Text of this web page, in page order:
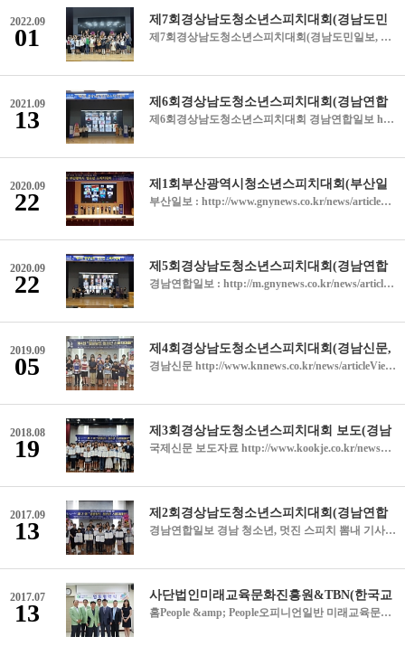
2022.09
01 제7회경상남도청소년스피치대회(경남도민일보, 쿠키뉴스, 경남연합일보, 뉴시스) 경남도민일보 http://www.idomin.com/news/articleView.html?idxno=803362 쿠키뉴스 https://www.kukinews.com/newsView/kuk202208280053#_DYAD 경남연합일보 http://m.gnynews.co.kr/news/articleView.html?idxno=379310 뉴시스 https://mobile.newsis.com/view.html?ar_id=NISX20220828_0001993287 &lt;&lt;보도자료 정정&gt;&gt; 한국폴리텍7대학장상은 수정초등학교 박현민 학생이 수상하였습니다!! &lt;&lt;보도자료 정정&gt;&gt; 한국폴리텍7대학장상은 수정초등학교 박현민 학생이 수상하였습니다!! &lt;&lt;보도자료 정정&gt;&gt; 한국폴리텍7대학장상은 수정초등학교 박현민 학생이 수상하였습니다!! &lt;&lt;보도자료 정정&gt;&gt; 한국폴리텍7대학장상은 수정초등학교 박현민 학생이 수상하였습니다!!
2021.09
13 제6회경상남도청소년스피치대회 경남연합일보 http://m.gnynews.co.kr/news/articleView.html?idxno=356324 도민일보 http://www.idomin.com/news/articleView.html?idxno=771742
2020.09
22 부산일보 : http://www.gnynews.co.kr/news/articleView.html?idxno=333084 경남연합일보 : http://www.gnynews.co.kr/news/articleView.html?idxno=333084 뉴시스 : https://www.newsis.com/view/?id=NISX20200920_0001172457 국제신문 : http://www.kookje.co.kr/mobile/view.asp?gbn=v&amp;code=2100&amp;key=20200923.22020007393
2020.09
22 경남연합일보 : http://m.gnynews.co.kr/news/articleView.html?idxno=332656 뉴시스 : https://www.newsis.com/view/?id=NISX20200914_0001165511 쿠키뉴스 : http://www.kukinews.com/newsView/kuk202009140315
2019.09
05 경남신문 http://www.knnews.co.kr/news/articleView.php?idxno=1301314 경남도민일보 http://www.idomin.com/news/articleView.html?idxno=707134 국제신문 http://www.kookje.co.kr/mobile/view.asp?gbn=v&amp;code=0300&amp;key=20190902.99099000933#cb 뉴시스 http://www.newsis.com/view/?id=NISX20190902_0000758336
2018.08
19 국제신문 보도자료 http://www.kookje.co.kr/news2011/asp/newsbody.asp?code=0300&amp;key=20180813.99099005941 경남도민일보 보도자료 http://www.idomin.com/?mod=news&amp;act=articleView&amp;idxno=573483 경남연합일보 보도자료 http://www.gnynews.co.kr/news/articleView.html?idxno=280390 홈뉴스 보도자료교육 소식 미래교육문화진흥원 청소년 스피치대회 열어 이혜영 기자 lhy@idomin.com 2018년 08월 14일 화요일 (사)미래교육문화진흥원은 11일 창원대 인문홀에서 '제3회 경상남도 청소년 스피치대회'를 열었다. 본선에 진출한 청소년 50여 명이 스피치 실력을 발휘한 결과 정해경(유목초)·조제현(대청중)·김혜진(의령여고) 학생이 경남도교육감상을 받았다. UPDATE : 2018.8.17 금 14:25 기사검색 전체기사 정치 경제 사회 문화 엔터테인먼트 스포츠 이슈 동영상 전체기사 동정 칼럼 데스크 칼럼 독자의소리 기자수첩 기고 오피니언일반 전체기사 기획특집 일반 전체기사 시선집중토론방 독자투고 기사제보 자유게시판 보도자료 미래교문진흥원, 청소년 스피치대회 ‘성료’ 청소년 50여 명 선의의 경쟁승인2018.08.13 크게 작게 메일 인쇄 신고 ▲ (사)미래교육문화진흥원은 지난 11일 창원대서 ‘제3회 경남도 청소년 스피치대회’를 개최했다. 사단법인 미래교육문화진흥원(원장 정시식)은 바른인성함양과 창의융합인재개발을 위한 ‘제3회 경남도 청소년 스피치대회’를 지난 11일 창원대학교 인문대학 인문홀에서 개최했다고 13일 밝혔다. 예선을 거쳐 본선에 진출한 경남의 청소년 50여 명이 각자의 스피치 실력을 발휘해 선의의 경쟁을 펼쳤다. 정해경(유목초)·조제현(대청중)·김혜진(의령여고) 학생이 경남도교육감상을, 문재령(유어초)·조원준(해운중)·김서현(의령여고) 학생이 창원대학교총장상을, 주승호(가고파초)·이서영(삼현여중)·맹현환(함양고) 학생이 경상남도지방경찰청장상을, 권혜진(유어초)·이서영(삼현여중) 학생이 경남교총회장상을, 하지수(사남초)·신서현(대청중)·최주은(의령여고) 학생이 창신대학교총장상을, 김성란(경운초)·허유나(삼현여중)·강혜윤(칠원고) 학생이 한국폴리텍7대학장상을, 이유승(가고파초)·서무경(삼천포제일중) 학생이 좋은데이나눔재단이사장상을, 임채민(삼문초)·유아령(진명여중) 학생이 미래교육문화진흥원장상을 수상했다. 한편, 사단법인 미래교육문화진흥원은 말의 소중함을 일깨우기 위해 이 대회를 매년 개최하고 있다. /문병용기자 moon@gnynews.co.kr &lt;저작권자 © 경남연합일보, 무단 전재 및 재배포 금지&gt; 제3회 경남도 청소년 스피치 대회 열려 (사)미래교육문화진흥원(원장 정시식)은 지난 11일 창원대학교 인문대학 인문홀에서 바른 인성함양과 창의융합인재 개발을 위한 ‘제3회 경상남도청소년스피치대회’를 개최했다고 13일 밝혔다.예선을 거쳐 본선에 진출한 경남의 청소년 50여 명은 각자의 스피치 실력을 발휘하며 선의의 경쟁을 펼쳤다.이날 대회에서 ▶경남도교육감상은 정해경(유목초), 조제현(대청중),김혜진(의령여고) 학생 ▶창원대학교 총장상은 문재령(유어초), 조원준(해운중), 김서현(의령여고) 학생 ▶경남지방경찰청장상은 주승호(가고파초), 이서영(삼현여중), 맹현환(함양고) 학생이 각각 수상했다.또 ▶경남교총회장상은 권혜진(유어초), 이서영(삼현여중) 학생 ▶창신대학교총장상은 하지수(사남초), 신서현(대청중), 최주은(의령여고) 학생 ▶한국폴리텍7대학장상은 김성란(경운초), 허유나(삼현여중), 강혜윤(칠원고) 학생 ▶좋은데이나눔재단이사장상은 유승(가고파초),서무경(삼천포제일중) 학생 ▶미래교육문화진흥원장상은 임채민(삼문초), 유아령(진명여중) 학생이 각각 수상했다.정시식 원장은 “말의 소중함을 일깨우기 위해 매년 대회를 개최하고 있다. 해를 거듭할수록 참가 학생들의 수준이 높아지고 있는 것을 느낀다”며 “내년에는 더 좋은 대회가 될 수 있도록 노력하겠다”고 말했다.이종호 기자 jhlee@kookje.co.kr 11일 창원대학교 인문대학 인문홀에서 열린 ‘제3회 경상남도청소년스피치대회’에 참가한 수상자들이 함께 기념촬영을 했다. 미래교육문화진흥원 제공
2017.09
13 경남연합일보 경남 청소년, 멋진 스피치 뽐내 기사승인 2017.09.11 19:41:41 ▲ 지난 9일 창원대 인문대학 NH인문홀에서 바른인성 함양과 창의적인 인재개발을 위해 ‘제2회 경상남도 청소년스피치대회’가 개최됐다. (사)미래교육문화진흥원(원장 정시식)은 지난 9일 창원대 인문대학 NH인문홀에서 바른인성 함양과 창의적인 인재개발을 위해 ‘제2회 경상남도 청소년스피치대회’를 개최했다고 11일 밝혔다. 이날 예선을 거쳐 본선에 진출한 초·중·고 청소년 50여 명이 멋지게 자신의 의견을 발표하며 선의의 경쟁을 펼쳤다. ▲경상남도교육상 △이채환(장재초) △김서윤(반림중) △김예윤(옥야고) ▲창원대학교총장상 △김하연(용호초) △김서윤(반림중) △김예윤(무학여고) ▲경남상도지방경찰청장상 △김준성(미천초) △정채원(안남중) △정예빈(옥야고) ▲경남교총회장상 △조세은(완월초) △조혜원(남지여중) △김다희(경일여고) ▲창신대학교총장상 △유수인(삼정자초) △박지우(야로중) △김소영(진영고) ▲한국폴리텍7대학장상 △김경헌(문선초) △박유주(삼정자중) △장정윤(무학여고) ▲좋은데이나눔재단상 △황세정(정촌초) △박상욱(웅상중) ▲미래교육문화진흥원장상 이윤선(부곡초) 등이 수상했다. 한편 (사)미래교육문화진흥원은 말을 소중함을 일깨우기 위해 청소년스피치 대회를 매년 열고 있다. /김소현기자 ksh@gnynews.co.kr &lt;저작권자 © 경남연합일보 무단전재 및 재배포금지&gt; 경남도민일보 미래교육문화진흥원, 청소년 스피치 대회 사단법인 미래교육문화진흥원(원장 정시식)은 9일 창원대학교 인문대학 인문홀에서 '제2회 경상남도청소년스피치대회'를 했다. 이번 대회에는 예선을 거쳐 본선에 진출한 경남 초·중·고 청소년 50여 명이 참여해 경연을 펼쳤다. &lt;저작권자 ⓒ 경남도민일보 (http://www.idomin.com) 무단전재 및 재배포 금지&gt; NEWSIS [창원소식]미래교육문화진흥원, 경남 청소년 스피치대회 시상 등 사단법인 미래교육문화진흥원(원장 정시식)은 바른 인성 함양과 창의융합인재 육성을 위해 '제2회 경상남도 청소년 스피치대회'를 개최하고 시상했다고 11일 밝혔다.이번 대회는 예선을 거쳐 본선에 진출한 경남의 초·중·고 청소년 50여명이 지난 9일 창원대학교 인문대학 인문홀에서 선의의 경쟁을 펼쳤다.입상자들에게는 경남도교육감상, 창원대학교총장상, 경남지방경찰청장상, 경남교총회장상, 창신대학교총장상, 한국폴리텍7대학장상, 좋은데이나눔재단상, 미래교육문화진흥원장상을 수여했다.미래교육문화진흥원은 청소년들에게 말의 소중함을 일깨워주기 위해 앞으로도 지속해서 매년 대회를 개최할 계획이다.
2017.07
13 홈People &amp; People오피니언일반 미래교육문화진흥원-TBN, 업무협약 체결 기사승인 2017.07.12 19:04:04 사단법인 미래교육문화진흥원(원장 정시식)과 TBN창원교통방송(본부장 박중철)은 지난 6일 TBN창원교통방송 대회의실에서 협조체계를 구축하고 창의적인 인재육성과 안전한 사회문화 확산에 기여함을 목적으로 업무협약을 체결했다. /문병용기자 moon@gnynews.co.kr &lt;저작권자 © 경남연합일보 무단전재 및 재배포금지&gt;